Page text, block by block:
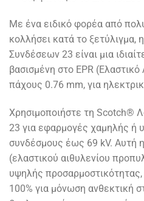
Με ένα ειδικό φορέα από
κολλήσει κατά το ξετύλιγμα,
Συνδέσεων 23 είναι μια
βασισμένη στο EPR
πάχους 0.76 mm, για
Χρησιμοποιήστε τη Scotch®
23 για εφαρμογές χαμηλής ή
συνδέσμους έως 69 kV. Αυτή η
(ελαστικού αιθυλενίου
υψηλής
100% για μόνωση ανθεκτική